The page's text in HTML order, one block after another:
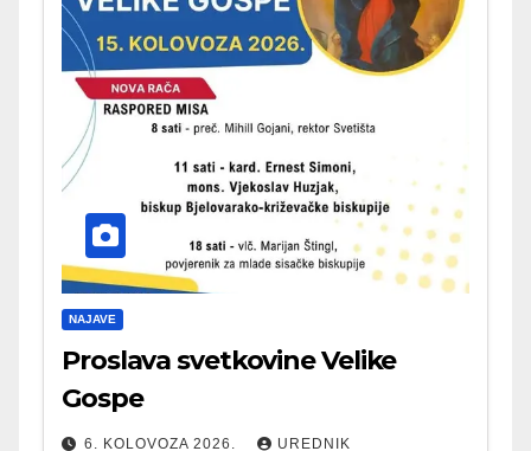
NAJAVE
Proslava svetkovine Velike
Gospe
6. KOLOVOZA 2026. UREDNIK